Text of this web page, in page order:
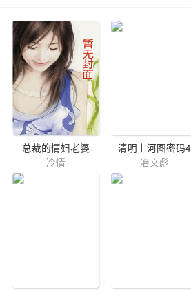
总裁的情妇老婆
冷情
清明上河图密码4
冶文彪